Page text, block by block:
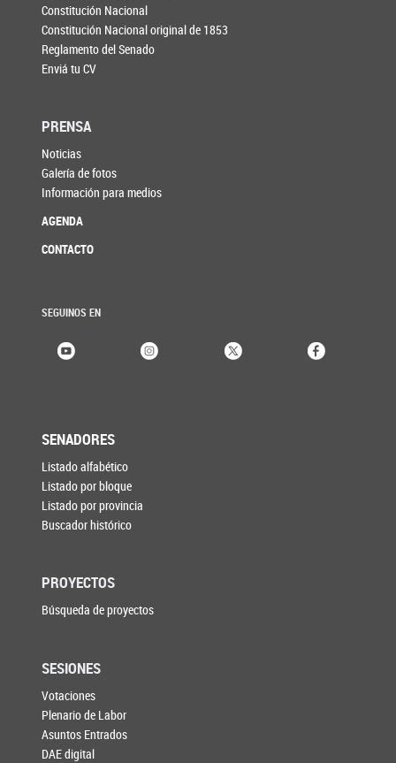
Constitución Nacional
Constitución Nacional original de 1853
Reglamento del Senado
Enviá tu CV
PRENSA
Noticias
Galería de fotos
Información para medios
AGENDA
CONTACTO
SEGUINOS EN
SENADORES
Listado alfabético
Listado por bloque
Listado por provincia
Buscador histórico
PROYECTOS
Búsqueda de proyectos
SESIONES
Votaciones
Plenario de Labor
Asuntos Entrados
DAE digital